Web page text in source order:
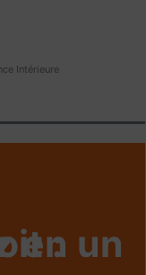
Intérieure
: